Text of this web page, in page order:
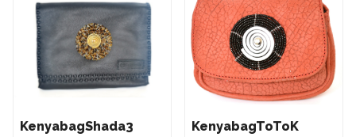
KenyabagShada3
KenyabagToToK